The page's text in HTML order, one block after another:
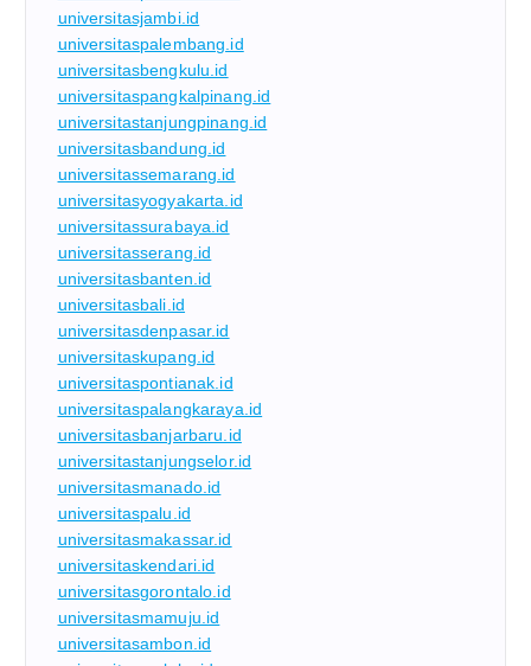
universitasjambi.id
universitaspalembang.id
universitasbengkulu.id
universitaspangkalpinang.id
universitastanjungpinang.id
universitasbandung.id
universitassemarang.id
universitasyogyakarta.id
universitassurabaya.id
universitasserang.id
universitasbanten.id
universitasbali.id
universitasdenpasar.id
universitaskupang.id
universitaspontianak.id
universitaspalangkaraya.id
universitasbanjarbaru.id
universitastanjungselor.id
universitasmanado.id
universitaspalu.id
universitasmakassar.id
universitaskendari.id
universitasgorontalo.id
universitasmamuju.id
universitasambon.id